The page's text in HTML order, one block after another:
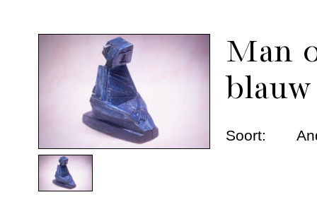
Mini urnen
Dieren urnen
Andere werken
Geschiedenis
Man
blauw
Soort: